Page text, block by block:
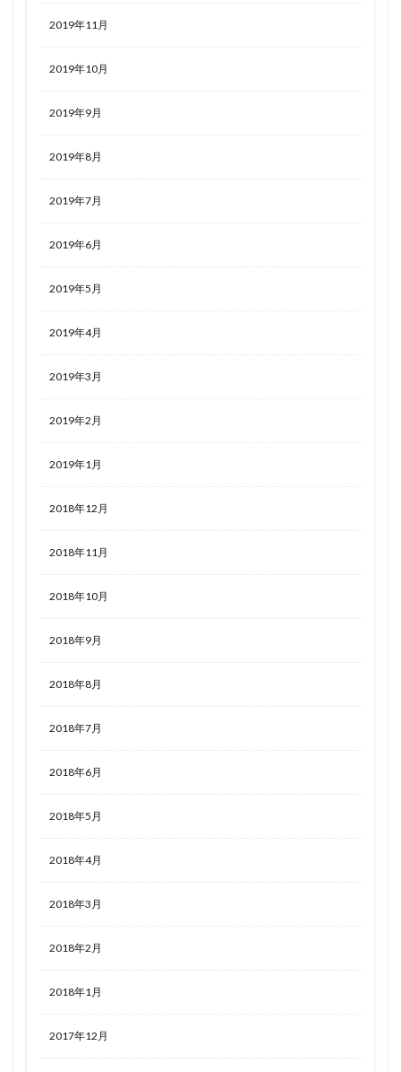
2019年11月
2019年10月
2019年9月
2019年8月
2019年7月
2019年6月
2019年5月
2019年4月
2019年3月
2019年2月
2019年1月
2018年12月
2018年11月
2018年10月
2018年9月
2018年8月
2018年7月
2018年6月
2018年5月
2018年4月
2018年3月
2018年2月
2018年1月
2017年12月